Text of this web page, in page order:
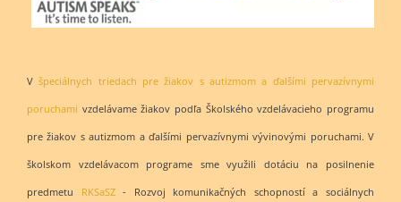
V špeciálnych triedach pre žiakov s autizmom a ďalšími pervazívnymi
poruchami vzdelávame žiakov podľa Školského vzdelávacieho programu
pre žiakov s autizmom a ďalšími pervazívnymi vývinovými poruchami. V
školskom vzdelávacom programe sme využili dotáciu na posilnenie
predmetu RKSaSZ- Rozvoj komunikačných schopností a sociálnych